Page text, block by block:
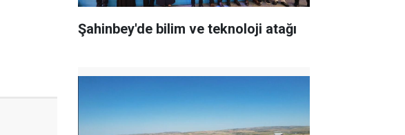
Şahinbey'de bilim ve teknoloji atağı